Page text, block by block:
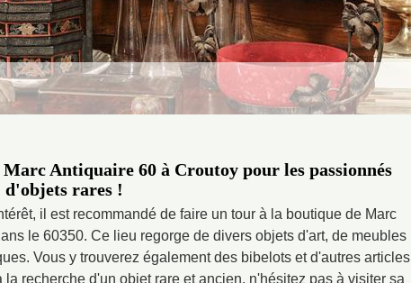
Antiquaire 60 à Croutoy pour les passionnés
d'objets rares !
il est recommandé de faire un tour à la boutique de Marc
le 60350. Ce lieu regorge de divers objets d'art, de meubles
Vous y trouverez également des bibelots et d'autres articles
recherche d'un objet rare et ancien, n'hésitez pas à visiter sa